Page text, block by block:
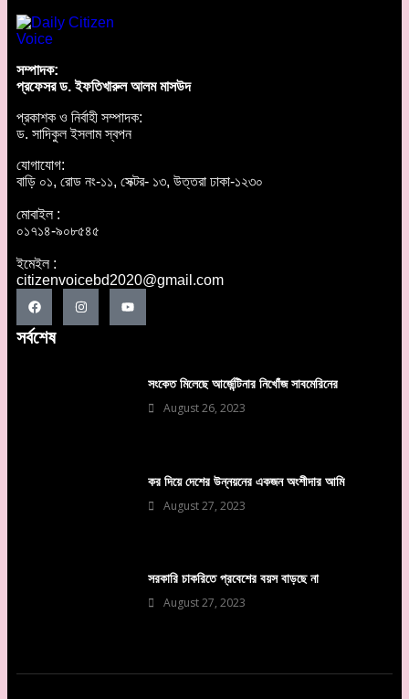
সম্পাদক:
প্রফেসর ড. ইফতিখারুল আলম মাসউদ
প্রকাশক ও নির্বাহী সম্পাদক:
ড. সাদিকুল ইসলাম স্বপন
যোগাযোগ:
বাড়ি ০১, রোড নং-১১, সেক্টর- ১৩, উত্তরা ঢাকা-১২৩০
মোবাইল :
০১৭১৪-৯০৮৫৪৫
ইমেইল :
citizenvoicebd2020@gmail.com
সর্বশেষ
সংকেত মিলেছে আর্জেন্টিনার নিখোঁজ সাবমেরিনের
August 26, 2023
কর দিয়ে দেশের উন্নয়নের একজন অংশীদার আমি
August 27, 2023
সরকারি চাকরিতে প্রবেশের বয়স বাড়ছে না
August 27, 2023